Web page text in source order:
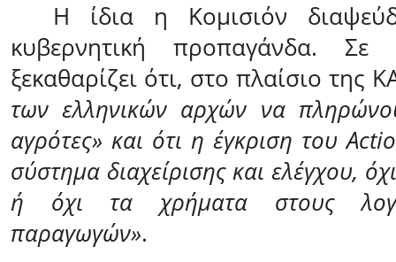
Η ίδια η Κομισιόν
κυβερνητική προπαγάνδα. Σε
ξεκαθαρίζει ότι, στο πλαίσιο της
των ελληνικών αρχών να
αγρότες» και ότι η έγκριση του
σύστημα διαχείρισης και ελέγχου,
ή όχι τα χρήματα στους
παραγωγών».